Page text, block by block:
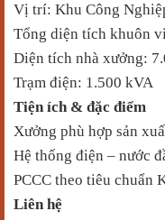
Vị trí: Khu Công
Tổng diện tích khuôn
Diện tích nhà xưởng:
Trạm điện: 1.500 kVA
Tiện ích & đặc điểm
Xưởng phù hợp sản
Hệ thống điện – nước
PCCC theo tiêu chuẩn
Liên hệ